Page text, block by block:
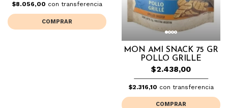
$8.056,00 con transferencia
COMPRAR
MON AMI SNACK 75 GR
POLLO GRILLE
$2.438,00
$2.316,10 con transferencia
COMPRAR